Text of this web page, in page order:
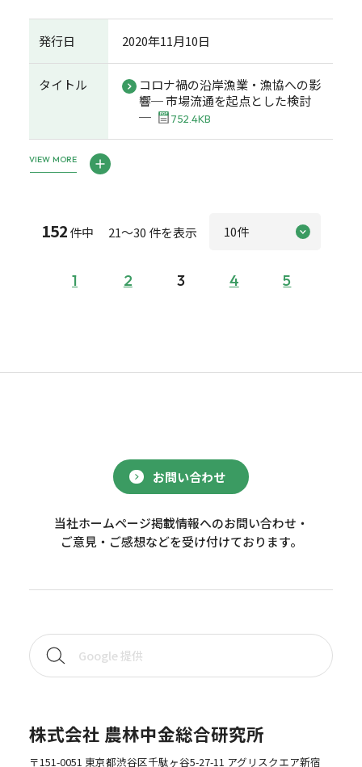
発行日 2020年11月10日
タイトル
コロナ禍の沿岸漁業・漁協への影
響─ 市場流通を起点とした検討
─
752.4KB
VIEW MORE
152件中 21～30 件を表示
1 2 3 4 5
お問い合わせ
当社ホームページ掲載情報へのお問い合わせ・
ご意見・ご感想などを受け付けております。
株式会社 農林中金総合研究所
〒151-0051 東京都渋谷区千駄ヶ谷5-27-11 アグリスクエア新宿